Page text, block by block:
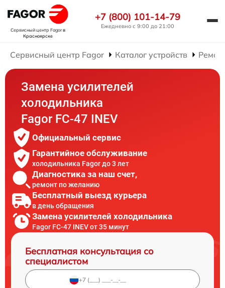
Сервисный центр Fagorв
Красноярске
+7 (800) 101-14-79
Ежедневно с 9:00 до 21:00
Сервисный центр Fagor Каталог устройств
Замена усилителей
холодильника
Fagor FC-47 INEV
Официальный сервис
Гарантийное обслуживание
холодильника Fagor до 3 лет
Диагностика за наш счет,
ремонт по желанию
Бесплатный выезд курьера
в день обращения
Замена усилителей холодильника
Fagor FC-47 INEV от 35 минут
Бесплатная консультация со
специалистом